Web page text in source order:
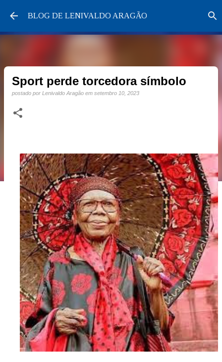
Pular para o conteúdo principal
BLOG DE LENIVALDO ARAGÃO
Sport perde torcedora símbolo
postado por Lenivaldo Aragão em setembro 10, 2023